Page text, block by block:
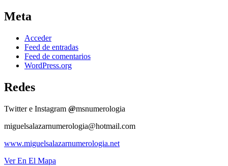
Meta
Acceder
Feed de entradas
Feed de comentarios
WordPress.org
Redes
Twitter e Instagram @msnumerologia
miguelsalazarnumerologia@hotmail.com
www.miguelsalazarnumerologia.net
Ver En El Mapa